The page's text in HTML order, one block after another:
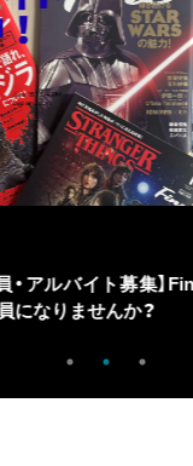
・アルバイト募集】
になりませんか？